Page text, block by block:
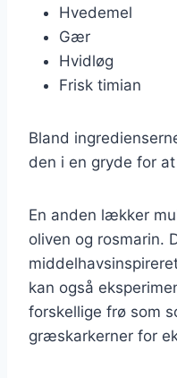
Hvedemel
Gær
Hvidløg
Frisk timian
Bland
den i en gryde for
En anden lækker
oliven og rosmarin.
kan også
forskellige frø som
græskarkerner for